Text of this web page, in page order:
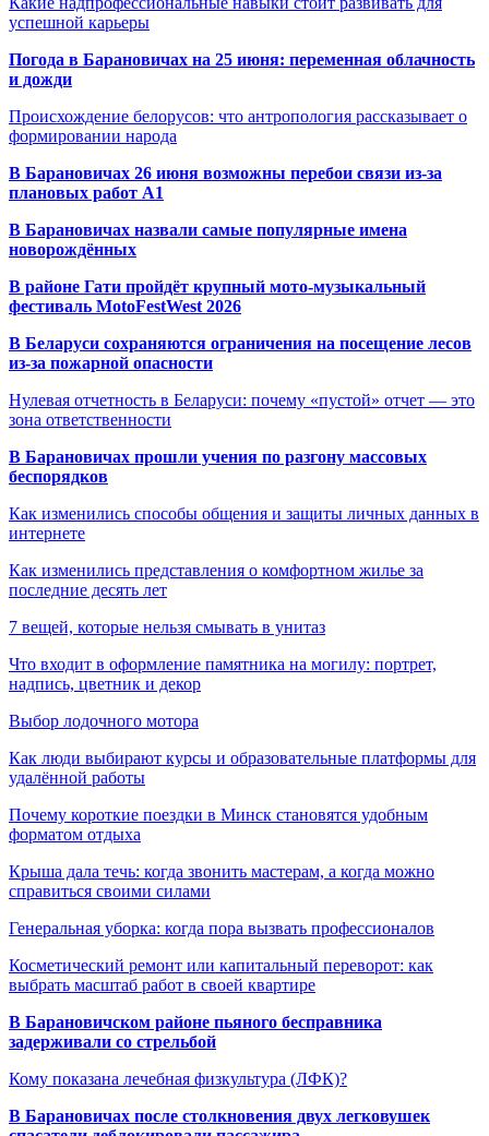
успешной карьеры
Погода в Барановичах на 25 июня: переменная облачность
и дожди
Происхождение белорусов: что антропология рассказывает о
формировании народа
В Барановичах 26 июня возможны перебои связи из-за
плановых работ A1
В Барановичах назвали самые популярные имена
новорождённых
В районе Гати пройдёт крупный мото-музыкальный
фестиваль MotoFestWest 2026
В Беларуси сохраняются ограничения на посещение лесов
из-за пожарной опасности
Нулевая отчетность в Беларуси: почему «пустой» отчет — это
зона ответственности
В Барановичах прошли учения по разгону массовых
беспорядков
Как изменились способы общения и защиты личных данных в
интернете
Как изменились представления о комфортном жилье за
последние десять лет
7 вещей, которые нельзя смывать в унитаз
Что входит в оформление памятника на могилу: портрет,
надпись, цветник и декор
Выбор лодочного мотора
Как люди выбирают курсы и образовательные платформы для
удалённой работы
Почему короткие поездки в Минск становятся удобным
форматом отдыха
Крыша дала течь: когда звонить мастерам, а когда можно
справиться своими силами
Генеральная уборка: когда пора вызвать профессионалов
Косметический ремонт или капитальный переворот: как
выбрать масштаб работ в своей квартире
В Барановичском районе пьяного бесправника
задерживали со стрельбой
Кому показана лечебная физкультура (ЛФК)?
В Барановичах после столкновения двух легковушек